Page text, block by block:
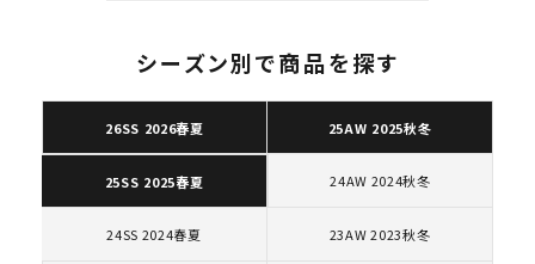
キーワードから探す
人気ワード 2026SS
Tシャツ・ロングスリーブ
シーズン別で商品を探す
26SS 2026春夏 25AW 2025秋冬
25SS 2025春夏 24AW 2024秋冬
24SS 2024春夏 23AW 2023秋冬